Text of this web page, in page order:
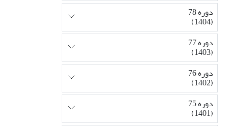
دوره 78
(1404)
دوره 77
(1403)
دوره 76
(1402)
دوره 75
(1401)